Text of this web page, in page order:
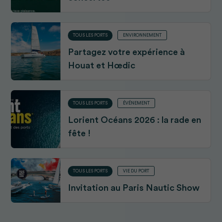
TOUS LES PORTS ENVIRONNEMENT
Partagez votre expérience à
Houat et Hœdic
TOUS LES PORTS ÉVÉNEMENT
Lorient Océans 2026 : la rade en
fête !
TOUS LES PORTS VIE DU PORT
Invitation au Paris Nautic Show